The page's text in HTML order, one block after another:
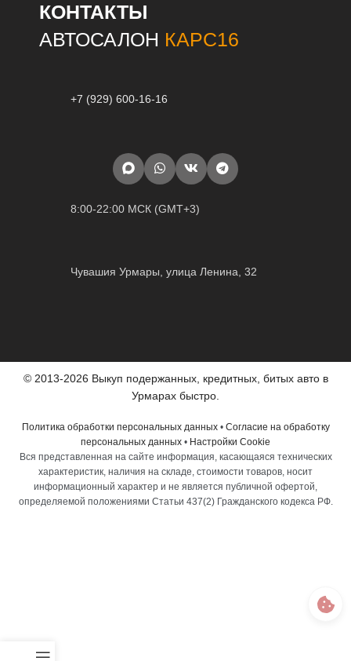
КОНТАКТЫ
АВТОСАЛОН КАРС16
+7 (929) 600-16-16
8:00-22:00 МСК (GMT+3)
Чувашия Урмары, улица Ленина, 32
© 2013-2026 Выкуп подержанных, кредитных, битых авто в
Урмарах быстро.
Политика обработки персональных данных• Согласие на обработку
персональных данных • Настройки Cookie
Вся представленная на сайте информация, касающаяся технических
характеристик, наличия на складе, стоимости товаров, носит
информационный характер и не является публичной офертой,
определяемой положениями Статьи 437(2) Гражданского кодекса РФ.